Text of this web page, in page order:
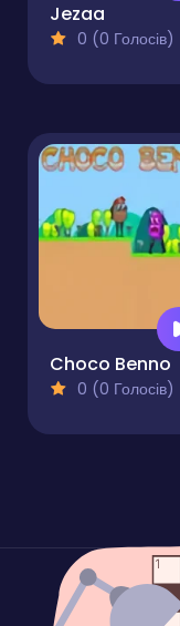
Jezaa
0 (0 Голосів)
Choco Benno
0 (0 Голосів)